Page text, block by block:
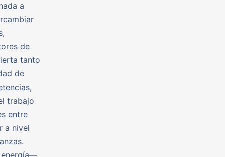
a
de
tanto
de
trabajo
entre
a nivel
energía—